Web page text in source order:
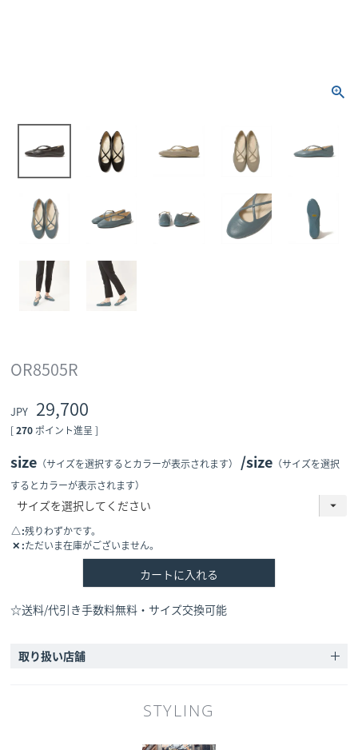
OR8505R
29,700
[ 270 ポイント進呈 ]
size （サイズを選択するとカラーが表示されます） size （サイズを選択
するとカラーが表示されます）
△ 残りわずかです。
✕ ただいま在庫がございません。
カートに入れる
☆送料/代引き手数料無料・サイズ交換可能
取り扱い店舗
STYLING